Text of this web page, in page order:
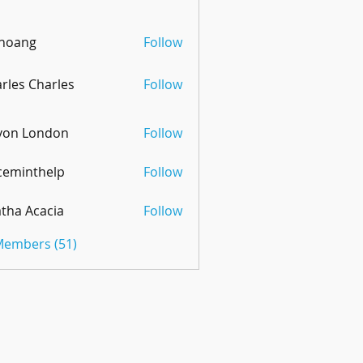
Follow
Charles Follow
London Follow
Follow
Acacia
Follow
(51)